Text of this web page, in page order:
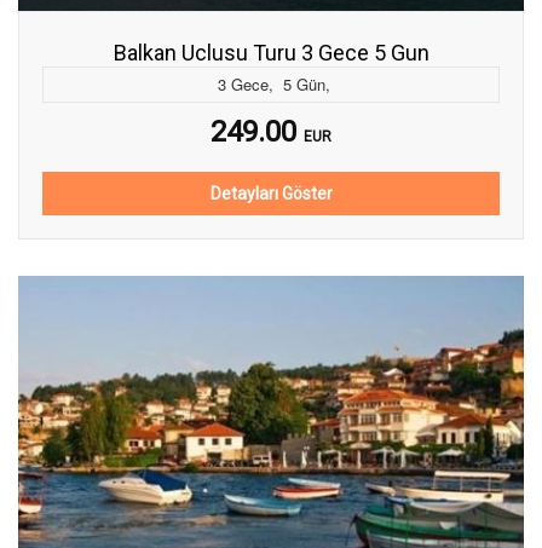
Balkan Uclusu Turu 3 Gece 5 Gun
3 Gece, 5 Gün,
249.00 EUR
Detayları Göster